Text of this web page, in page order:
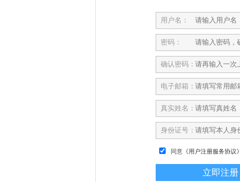
用户名：
密码：
确认密码：
电子邮箱：
真实姓名：
身份证号：
同意 《用户注册服务协议》